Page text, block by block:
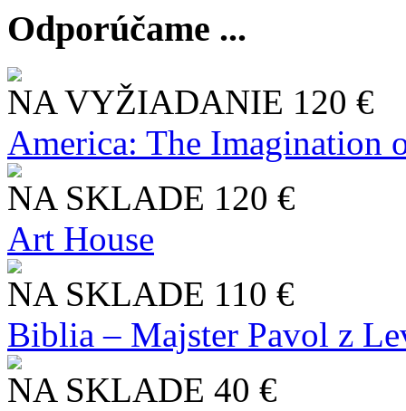
Odporúčame ...
NA VYŽIADANIE 120 €
America: The Imagination
NA SKLADE 120 €
Art House
NA SKLADE 110 €
Biblia – Majster Pavol z
NA SKLADE 40 €